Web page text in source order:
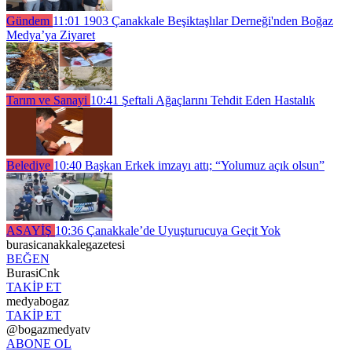
Gündem 11:01 1903 Çanakkale Beşiktaşlılar Derneği'nden Boğaz
Medya’ya Ziyaret
Tarım ve Sanayi 10:41 Şeftali Ağaçlarını Tehdit Eden Hastalık
Belediye 10:40 Başkan Erkek imzayı attı; “Yolumuz açık olsun”
ASAYİŞ 10:36 Çanakkale’de Uyuşturucuya Geçit Yok
burasicanakkalegazetesi
BEĞEN
BurasiCnk
TAKİP ET
medyabogaz
TAKİP ET
@bogazmedyatv
ABONE OL